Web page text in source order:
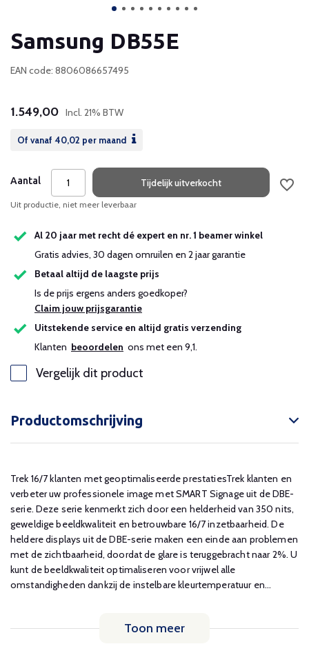
Samsung DB55E
EAN code: 8806086657495
1.549,00 Incl. 21% BTW
Of vanaf 40,02 per maand
Aantal Tijdelijk uitverkocht
Uit productie, niet meer leverbaar
Al 20 jaar met recht dé expert en nr. 1 beamer winkel
Gratis advies, 30 dagen omruilen en 2 jaar garantie
Betaal altijd de laagste prijs
Is de prijs ergens anders goedkoper?
Claim jouw prijsgarantie
Uitstekende service en altijd gratis verzending
Klanten beoordelen ons met een 9,1.
Vergelijk dit product
Productomschrijving
Trek 16/7 klanten met geoptimaliseerde prestatiesTrek klanten en
verbeter uw professionele image met SMART Signage uit de DBE-
serie. Deze serie kenmerkt zich door een helderheid van 350 nits,
geweldige beeldkwaliteit en betrouwbare 16/7 inzetbaarheid. De
heldere displays uit de DBE-serie maken een einde aan problemen
met de zichtbaarheid, doordat de glare is teruggebracht naar 2%. U
kunt de beeldkwaliteit optimaliseren voor vrijwel alle
omstandigheden dankzij de instelbare kleurtemperatuur en...
Toon meer